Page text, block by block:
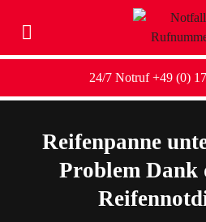
24/7 Notruf +49 (0)
Reifenpanne
Problem Dank